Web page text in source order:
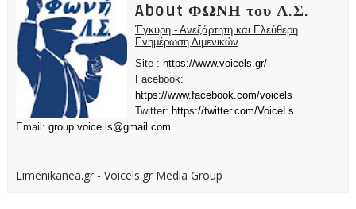
About ΦΩΝΗ του Λ.Σ.
Έγκυρη - Ανεξάρτητη και Ελεύθερη
Ενημέρωση Λιμενικών
Site : https://www.voicels.gr/
Facebook:
https://www.facebook.com/voicels
Twitter: https://twitter.com/VoiceLs
Email: group.voice.ls@gmail.com
Limenikanea.gr - Voicels.gr Media Group